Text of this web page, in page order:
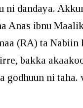
ni dandaya.
Anas ibnu
(RA) ta Nabiin
bakka
ni taha.